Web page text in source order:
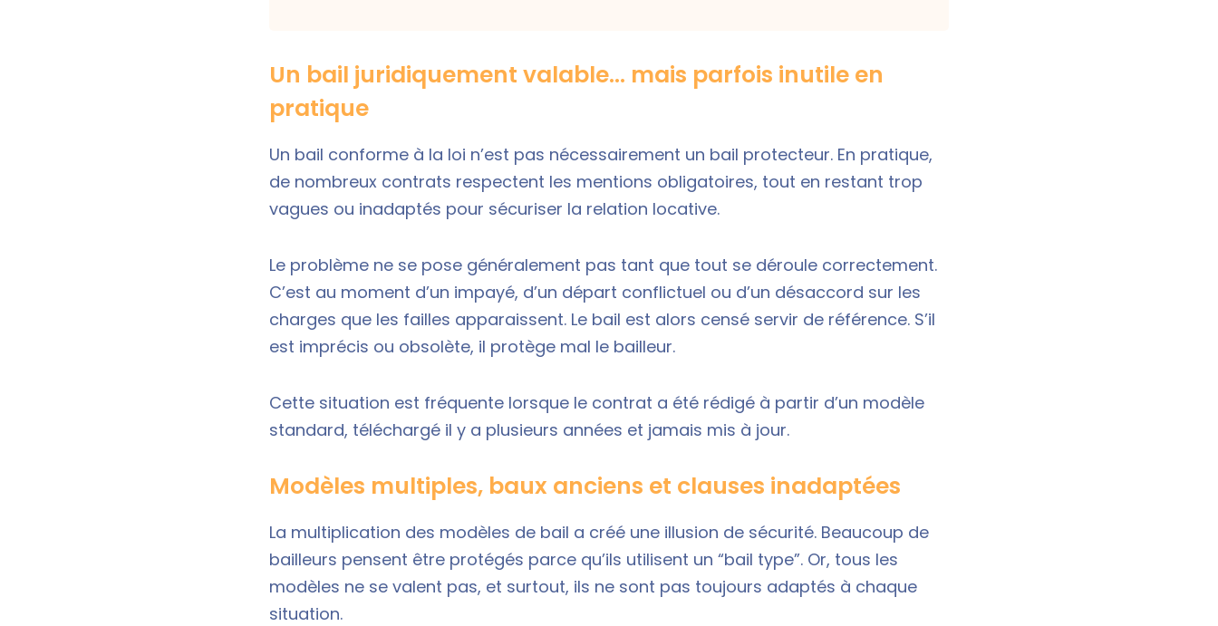
Un bail juridiquement valable… mais parfois inutile en
pratique
Un bail conforme à la loi n’est pas nécessairement un bail protecteur. En pratique,
de nombreux contrats respectent les mentions obligatoires, tout en restant trop
vagues ou inadaptés pour sécuriser la relation locative.
Le problème ne se pose généralement pas tant que tout se déroule correctement.
C’est au moment d’un impayé, d’un départ conflictuel ou d’un désaccord sur les
charges que les failles apparaissent. Le bail est alors censé servir de référence. S’il
est imprécis ou obsolète, il protège mal le bailleur.
Cette situation est fréquente lorsque le contrat a été rédigé à partir d’un modèle
standard, téléchargé il y a plusieurs années et jamais mis à jour.
Modèles multiples, baux anciens et clauses inadaptées
La multiplication des modèles de bail a créé une illusion de sécurité. Beaucoup de
bailleurs pensent être protégés parce qu’ils utilisent un “bail type”. Or, tous les
modèles ne se valent pas, et surtout, ils ne sont pas toujours adaptés à chaque
situation.